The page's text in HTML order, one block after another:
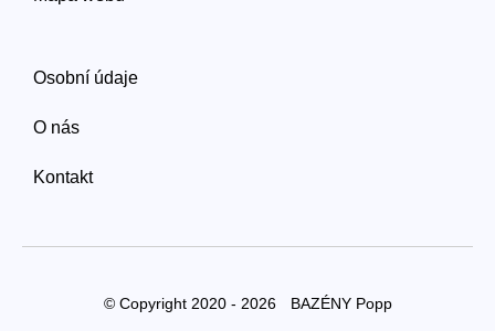
Osobní údaje
O nás
Kontakt
© Copyright 2020 - 2026 BAZÉNY Popp